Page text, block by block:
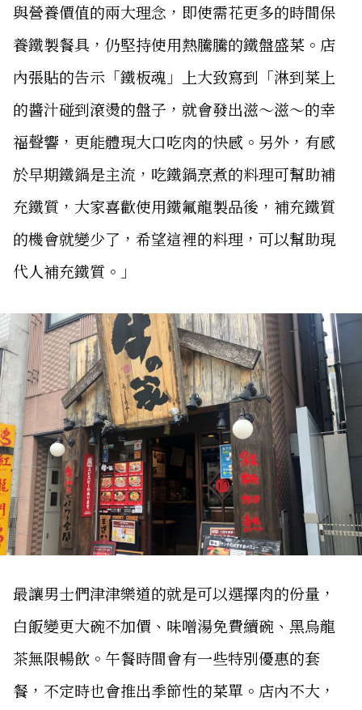
與營養價值的兩大理念，即使需花更多的時間保
養鐵製餐具，仍堅持使用熱騰騰的鐵盤盛菜。店
內張貼的告示「鐵板魂」上大致寫到「淋到菜上
的醬汁碰到滾燙的盤子，就會發出滋〜滋〜的幸
福聲響，更能體現大口吃肉的快感。另外，有感
於早期鐵鍋是主流，吃鐵鍋烹煮的料理可幫助補
充鐵質，大家喜歡使用鐵氟龍製品後，補充鐵質
的機會就變少了，希望這裡的料理，可以幫助現
代人補充鐵質。」
最讓男士們津津樂道的就是可以選擇肉的份量，
白飯變更大碗不加價、味噌湯免費續碗、黑烏龍
茶無限暢飲。午餐時間會有一些特別優惠的套
餐，不定時也會推出季節性的菜單。店內不大，